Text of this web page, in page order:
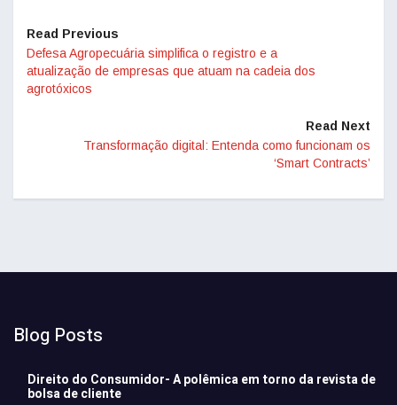
Read Previous
Defesa Agropecuária simplifica o registro e a
atualização de empresas que atuam na cadeia dos
agrotóxicos
Read Next
Transformação digital: Entenda como funcionam os
‘Smart Contracts’
Blog Posts
Direito do Consumidor- A polêmica em torno da revista de
bolsa de cliente